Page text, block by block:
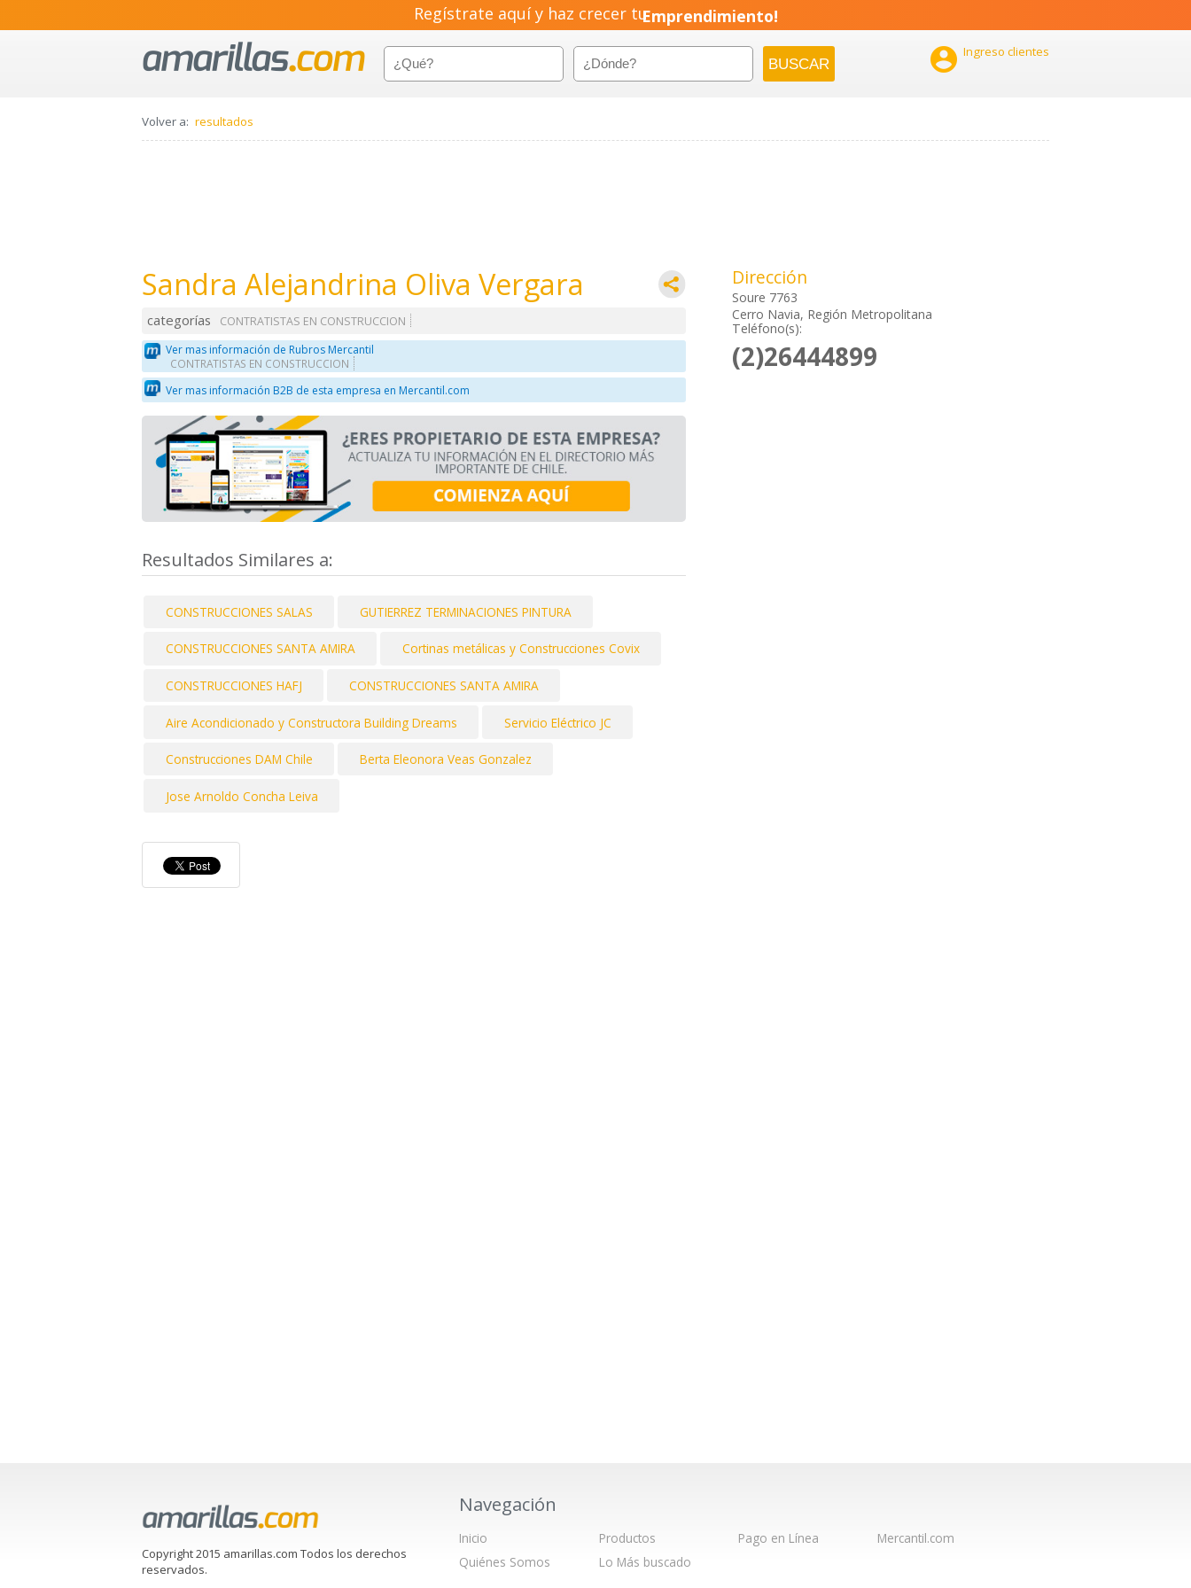
Regístrate aquí y haz crecer tuEmprendimiento!
 Ingreso clientes
Volver a: resultados
Sandra Alejandrina Oliva Vergara
categorías
CONTRATISTAS EN CONSTRUCCION
Ver mas información de Rubros Mercantil
CONTRATISTAS EN CONSTRUCCION
Ver mas información B2B de esta empresa en Mercantil.com
Resultados Similares a:
CONSTRUCCIONES SALAS GUTIERREZ TERMINACIONES PINTURA
CONSTRUCCIONES SANTA AMIRA Cortinas metálicas y Construcciones Covix
CONSTRUCCIONES HAFJ CONSTRUCCIONES SANTA AMIRA
Aire Acondicionado y Constructora Building Dreams Servicio Eléctrico JC
Construcciones DAM Chile Berta Eleonora Veas Gonzalez
Jose Arnoldo Concha Leiva
Dirección
Soure 7763
Cerro Navia, Región Metropolitana
Teléfono(s):
(2)26444899
Copyright 2015 amarillas.com Todos los derechos
reservados.
Navegación
Inicio
Quiénes Somos
Productos
Lo Más buscado
Pago en Línea Mercantil.com